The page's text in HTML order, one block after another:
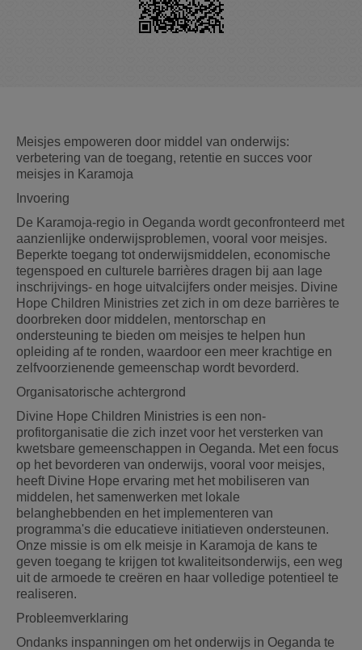
Meisjes empoweren door middel van onderwijs:
verbetering van de toegang, retentie en succes voor
meisjes in Karamoja
Invoering
De Karamoja-regio in Oeganda wordt geconfronteerd met
aanzienlijke onderwijsproblemen, vooral voor meisjes.
Beperkte toegang tot onderwijsmiddelen, economische
tegenspoed en culturele barrières dragen bij aan lage
inschrijvings- en hoge uitvalcijfers onder meisjes. Divine
Hope Children Ministries zet zich in om deze barrières te
doorbreken door middelen, mentorschap en
ondersteuning te bieden om meisjes te helpen hun
opleiding af te ronden, waardoor een meer krachtige en
zelfvoorzienende gemeenschap wordt bevorderd.
Organisatorische achtergrond
Divine Hope Children Ministries is een non-
profitorganisatie die zich inzet voor het versterken van
kwetsbare gemeenschappen in Oeganda. Met een focus
op het bevorderen van onderwijs, vooral voor meisjes,
heeft Divine Hope ervaring met het mobiliseren van
middelen, het samenwerken met lokale
belanghebbenden en het implementeren van
programma's die educatieve initiatieven ondersteunen.
Onze missie is om elk meisje in Karamoja de kans te
geven toegang te krijgen tot kwaliteitsonderwijs, een weg
uit de armoede te creëren en haar volledige potentieel te
realiseren.
Probleemverklaring
Ondanks inspanningen om het onderwijs in Oeganda te